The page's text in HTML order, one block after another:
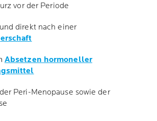
vor der Periode
direkt nach einer
Absetzen hormoneller
Peri-Menopause sowie der